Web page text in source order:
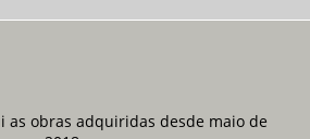
as obras adquiridas desde maio de